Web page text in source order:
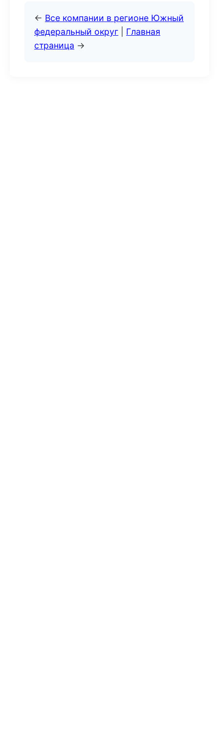
← Все компании в регионе Южный
федеральный округ
Главная
страница →